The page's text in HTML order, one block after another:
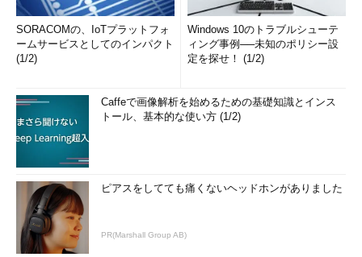
SORACOMの、IoTプラットフォ
ームサービスとしてのインパクト
(1/2)
Windows 10のトラブルシューテ
ィング事例──未知のポリシー設
定を探せ！ (1/2)
Caffeで画像解析を始めるための基礎知識とインス
トール、基本的な使い方 (1/2)
ピアスをしてても痛くないヘッドホンがありました
PR(Marshall Group AB)